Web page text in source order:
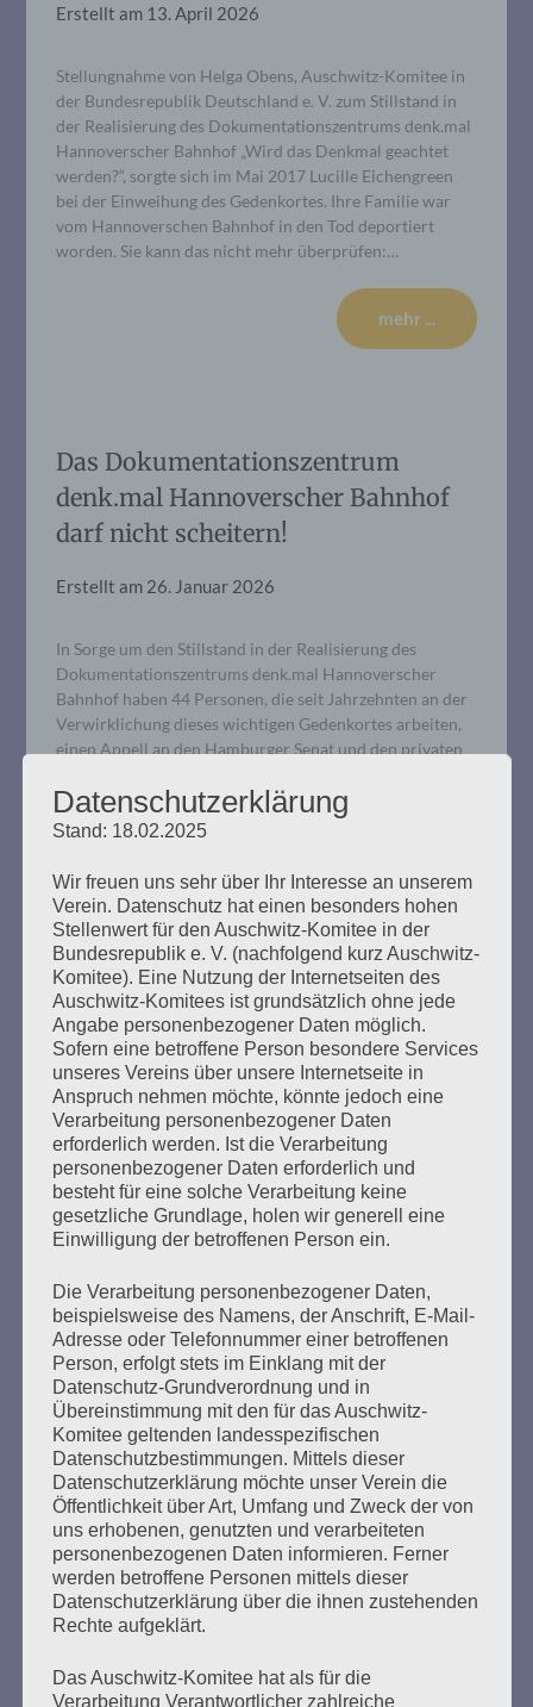
Erstellt am 13. April 2026
Stellungnahme von Helga Obens, Auschwitz-Komitee in
der Bundesrepublik Deutschland e. V. zum Stillstand in
der Realisierung des Dokumentationszentrums denk.mal
Hannoverscher Bahnhof „Wird das Denkmal geachtet
werden?“, sorgte sich im Mai 2017 Lucille Eichengreen
bei der Einweihung des Gedenkortes. Ihre Familie war
vom Hannoverschen Bahnhof in den Tod deportiert
worden. Sie kann das nicht mehr überprüfen:…
mehr ...
Das Dokumentationszentrum
denk.mal Hannoverscher Bahnhof
darf nicht scheitern!
Erstellt am 26. Januar 2026
In Sorge um den Stillstand in der Realisierung des
Dokumentationszentrums denk.mal Hannoverscher
Bahnhof haben 44 Personen, die seit Jahrzehnten an der
Verwirklichung dieses wichtigen Gedenkortes arbeiten,
einen Appell an den Hamburger Senat und den privaten
GEGEN DAS VERGESSEN: Das
Unbehagen an der
Erinnerungskultur. Die
Ausgegrenzten und die
Unerwünschten.
Erstellt am13. Januar 2026
Seit 39 Jahren lädt das Auschwitz-Komitee im Januar zu
Konzentrations- und Vernichtungslagers Auschwitz zu
erinnern.
Seitennummerierung
der
Beiträge
1 Weiter
Ihr habt keine Schuld an dieser Zeit. Aber ihr macht
Datenschutzerklärung
Stand: 18.02.2025
Wir freuen uns sehr über Ihr Interesse an unserem
Verein. Datenschutz hat einen besonders hohen
Stellenwert für den Auschwitz-Komitee in der
Bundesrepublik e. V. (nachfolgend kurz Auschwitz-
Komitee). Eine Nutzung der Internetseiten des
Auschwitz-Komitees ist grundsätzlich ohne jede
Angabe personenbezogener Daten möglich.
Sofern eine betroffene Person besondere Services
unseres Vereins über unsere Internetseite in
Anspruch nehmen möchte, könnte jedoch eine
Verarbeitung personenbezogener Daten
erforderlich werden. Ist die Verarbeitung
personenbezogener Daten erforderlich und
besteht für eine solche Verarbeitung keine
gesetzliche Grundlage, holen wir generell eine
Einwilligung der betroffenen Person ein.
Die Verarbeitung personenbezogener Daten,
beispielsweise des Namens, der Anschrift, E-Mail-
Adresse oder Telefonnummer einer betroffenen
Person, erfolgt stets im Einklang mit der
Datenschutz-Grundverordnung und in
Übereinstimmung mit den für das Auschwitz-
Komitee geltenden landesspezifischen
Datenschutzbestimmungen. Mittels dieser
Datenschutzerklärung möchte unser Verein die
Öffentlichkeit über Art, Umfang und Zweck der von
uns erhobenen, genutzten und verarbeiteten
personenbezogenen Daten informieren. Ferner
werden betroffene Personen mittels dieser
Datenschutzerklärung über die ihnen zustehenden
Rechte aufgeklärt.
Das Auschwitz-Komitee hat als für die
Verarbeitung Verantwortlicher zahlreiche